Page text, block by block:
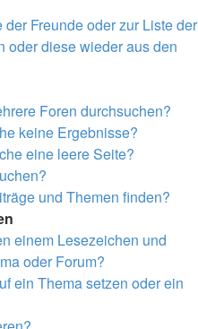
Freunde oder zur Liste der
oder diese wieder aus den
Foren durchsuchen?
keine Ergebnisse?
eine leere Seite?
und Themen finden?
einem Lesezeichen und
oder Forum?
ein Thema setzen oder ein